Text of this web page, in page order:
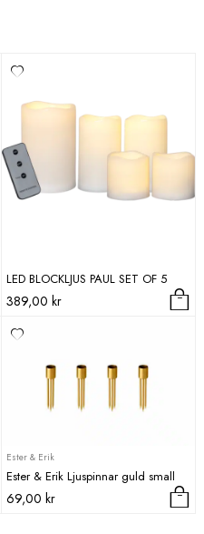
LED BLOCKLJUS PAUL SET OF 5
389,00 kr
Ester & Erik
Ester & Erik Ljuspinnar guld small
69,00 kr